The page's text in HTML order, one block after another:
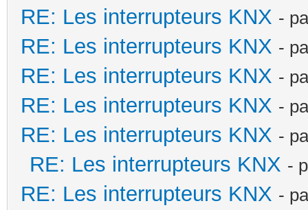
RE: Les interrupteurs KNX -
RE: Les interrupteurs KNX -
RE: Les interrupteurs KNX -
RE: Les interrupteurs KNX -
RE: Les interrupteurs KNX -
RE: Les interrupteurs KNX -
RE: Les interrupteurs KNX -